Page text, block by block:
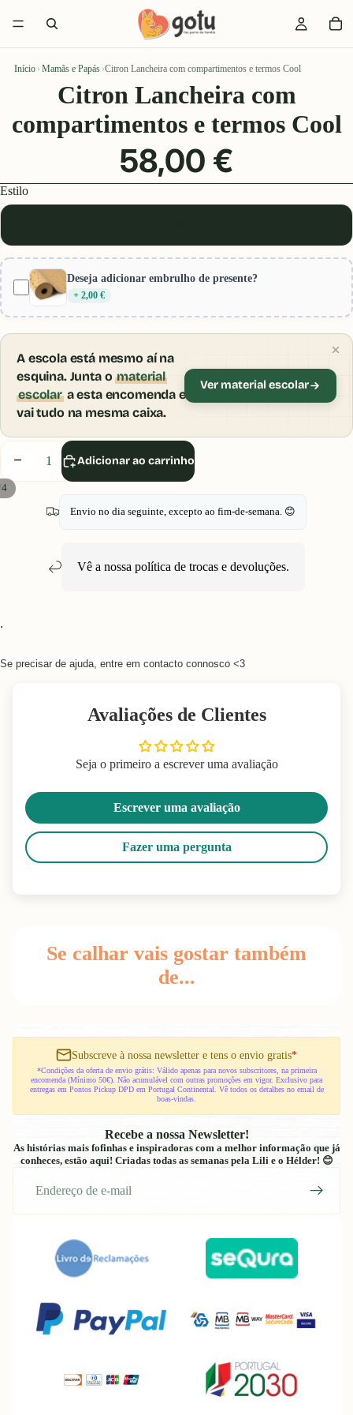
Início › Mamãs e Papás ›Citron Lancheira com compartimentos e termos Cool
4
Citron Lancheira com
compartimentos e termos Cool
58,00 €
Estilo
Deseja adicionar embrulho de presente?
+ 2,00 €
Diminuir
quantidade
Aumentar
A escola está mesmo aí na
esquina. Junta omaterial
escolara esta encomenda e
vai tudo na mesma caixa.
Ver material escolar
Adicionar ao carrinho
Envio no dia seguinte, excepto ao fim-de-semana. 😊
Vê a nossa política de trocas e devoluções.
.
Se precisar de ajuda, entre em contacto connosco <3
Avaliações de Clientes
Seja o primeiro a escrever uma avaliação
Escrever uma avaliação
Fazer uma pergunta
Se calhar vais gostar também
de...
Subscreve à nossa newsletter e tens o envio gratis*
*Condições da oferta de envio grátis: Válido apenas para novos subscritores, na primeira
encomenda (Mínimo 50€). Não acumulável com outras promoções em vigor. Exclusivo para
entregas em Pontos Pickup DPD em Portugal Continental. Vê todos os detalhes no email de
boas-vindas.
Recebe a nossa Newsletter!
As histórias mais fofinhas e inspiradoras com a melhor informação que já
conheces, estão aqui! Criadas todas as semanas pela Lili e o Hélder! 😊